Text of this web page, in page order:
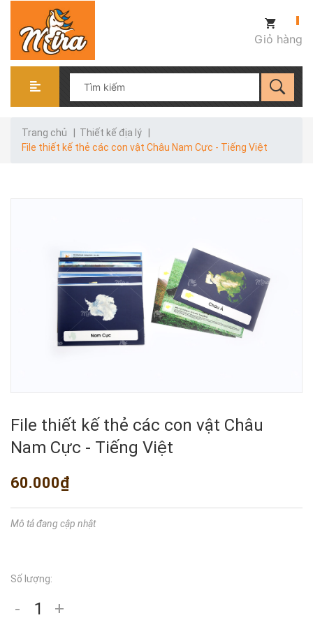
Giỏ hàng
Trang chủ Thiết kế địa lý
File thiết kế thẻ các con vật Châu Nam Cực - Tiếng Việt
File thiết kế thẻ các con vật Châu
Nam Cực - Tiếng Việt
60.000₫
Mô tả đang cập nhật
Số lượng:
- +